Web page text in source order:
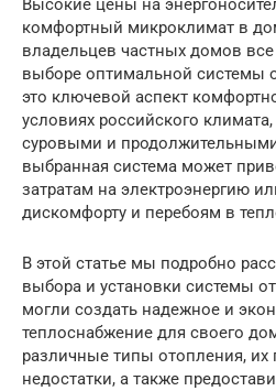
Высокие цены на
комфортный микроклимат в
владельцев частных домов
выборе оптимальной системы
это ключевой аспект
условиях российского
суровыми и
выбранная система может
затратам на электроэнергию
дискомфорту и перебоям в
В этой статье мы подробно
выбора и установки системы
могли создать надежное и
теплоснабжение для своего
различные типы отопления, их
недостатки, а также